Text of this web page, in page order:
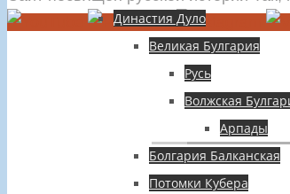
Династия Дуло
Великая Булгария
Русь
Волжская
Арпады
Болгария Балканская
Потомки Кубера